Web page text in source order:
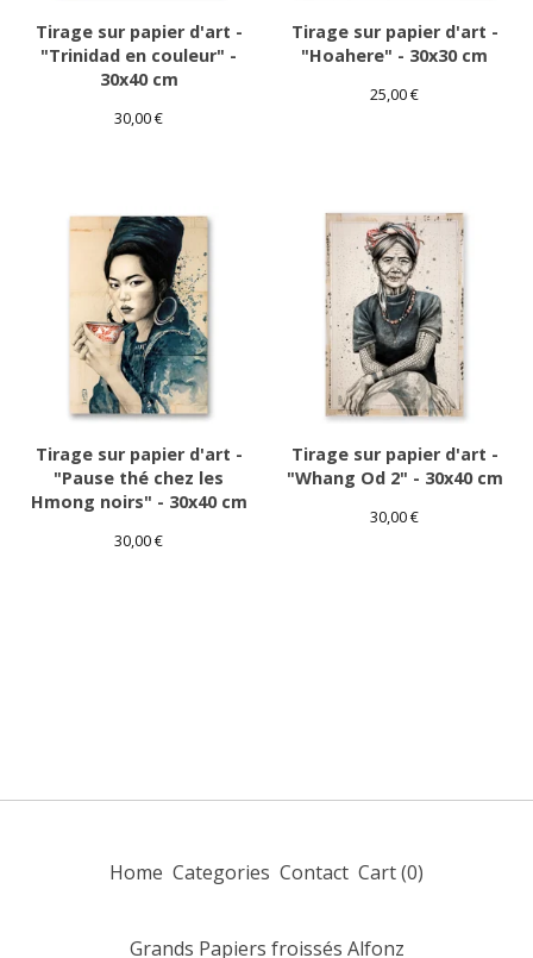
Tirage sur papier d'art -
"Trinidad en couleur" -
30x40 cm
30,00€
Tirage sur papier d'art -
"Hoahere" - 30x30 cm
25,00€
Tirage sur papier d'art -
"Pause thé chez les
Hmong noirs" - 30x40 cm
30,00€
Tirage sur papier d'art -
"Whang Od 2" - 30x40 cm
30,00€
Home Categories Contact Cart (0)
Grands Papiers froissés Alfonz